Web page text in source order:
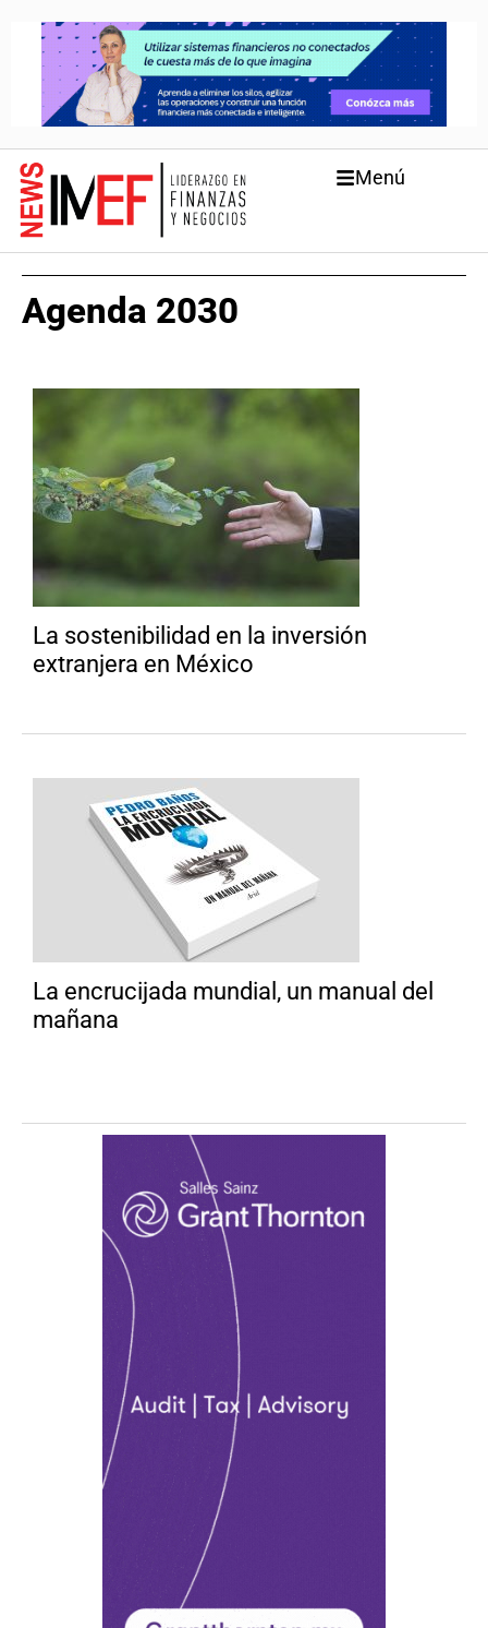
Menú
Agenda 2030
La sostenibilidad en la inversión
extranjera en México
La encrucijada mundial, un manual del
mañana